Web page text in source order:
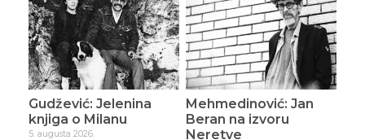
Gudžević: Jelenina
knjiga o Milanu
5. augusta 2026.
Mehmedinović: Jan
Beran na izvoru
Neretve